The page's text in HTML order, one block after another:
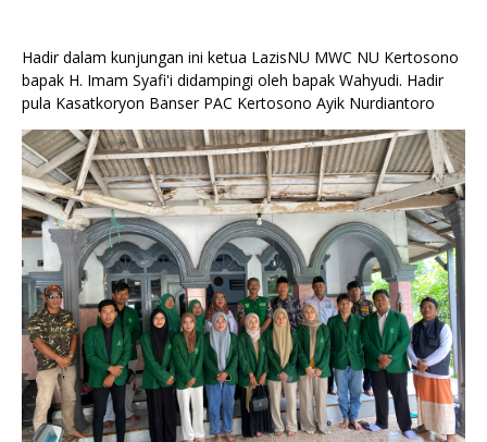
Hadir dalam kunjungan ini ketua LazisNU MWC NU Kertosono
bapak H. Imam Syafi'i didampingi oleh bapak Wahyudi. Hadir
pula Kasatkoryon Banser PAC Kertosono Ayik Nurdiantoro